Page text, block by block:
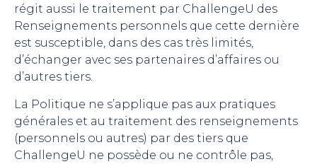
régit aussi le traitement par ChallengeU des
Renseignements personnels que cette dernière
est susceptible, dans des cas très limités,
d’échanger avec ses partenaires d’affaires ou
d’autres tiers.
La Politique ne s’applique pas aux pratiques
générales et au traitement des renseignements
(personnels ou autres) par des tiers que
ChallengeU ne possède ou ne contrôle pas,